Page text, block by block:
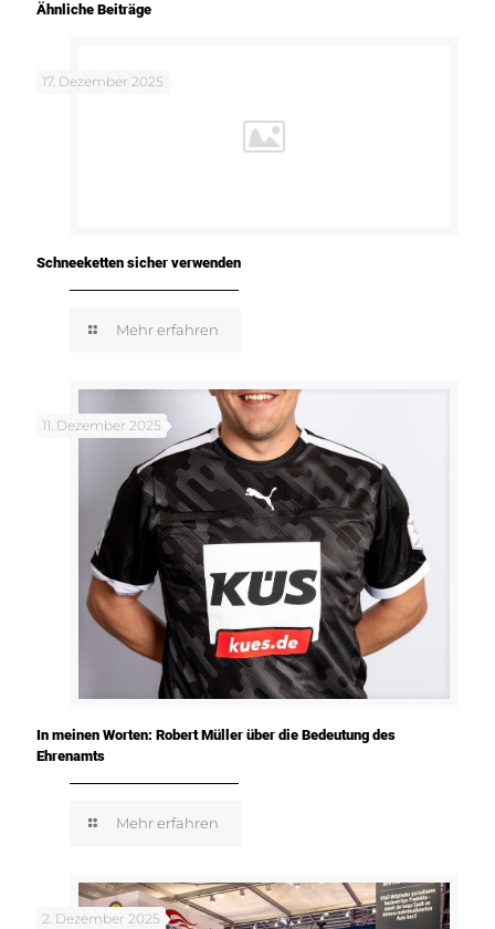
Ähnliche Beiträge
17. Dezember 2025
Schneeketten sicher verwenden
Mehr erfahren
11. Dezember 2025
In meinen Worten: Robert Müller über die Bedeutung des
Ehrenamts
Mehr erfahren
2. Dezember 2025